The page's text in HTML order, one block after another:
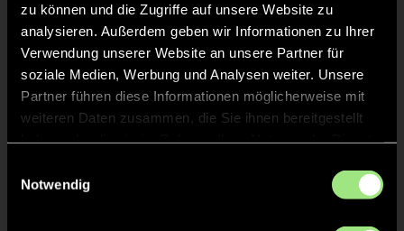
zu können und die Zugriffe auf unsere Website zu
analysieren. Außerdem geben wir Informationen zu Ihrer
Verwendung unserer Website an unsere Partner für
soziale Medien, Werbung und Analysen weiter. Unsere
Partner führen diese Informationen möglicherweise mit
weiteren Daten zusammen, die Sie ihnen bereitgestellt
Notwendig
Sören KUBE
Daniel KRAFT
TW = Torwart & ETW = Ersatztorwart, K = Kapitän